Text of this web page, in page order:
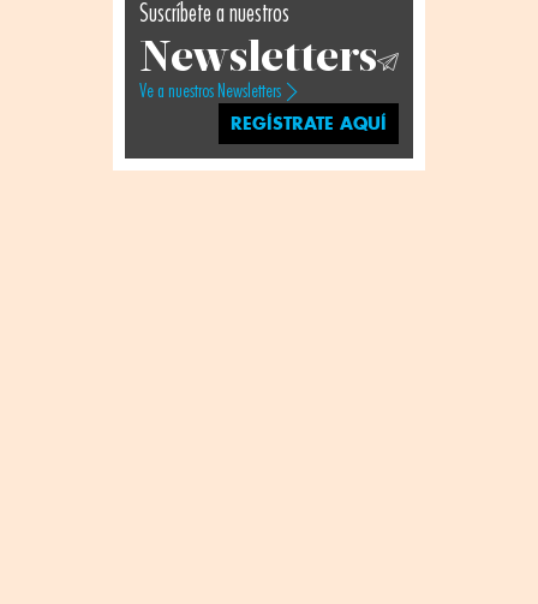
Suscríbete a nuestros
Newsletters
Ve a nuestros Newsletters
REGÍSTRATE AQUÍ